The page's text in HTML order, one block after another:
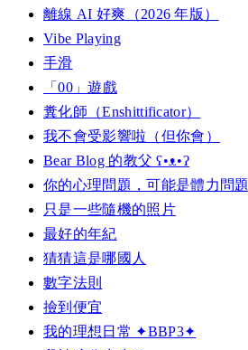
離線 AI 好爽（2026 年版）
Vibe Playing
手滑
「00」遊戲
糞化師（Enshittificator）
我不會受影響啦（但你會）
Bear Blog 的教父 ʕ•ᴥ•ʔ
你的心理問題，可能是體力問題
只是一些隨機的照片
最好的年紀
猜猜這是哪國人
數字法則
撿到便宜
我的理想日常 ✦BBP3✦